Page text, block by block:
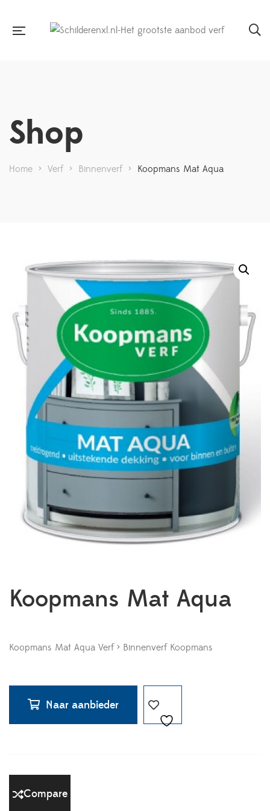
Shop
Home > Verf > Binnenverf > Koopmans Mat Aqua
Koopmans Mat Aqua
Koopmans Mat Aqua Verf > Binnenverf Koopmans
Naar aanbieder
Compare